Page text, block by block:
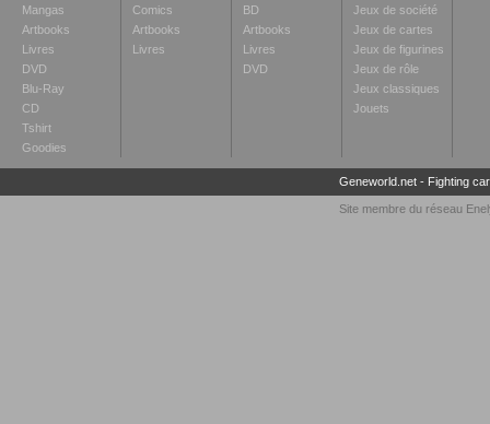
Mangas
Artbooks
Livres
DVD
Blu-Ray
CD
Tshirt
Goodies
Comics
Artbooks
Livres
BD
Artbooks
Livres
DVD
Jeux de société
Jeux de cartes
Jeux de figurines
Jeux de rôle
Jeux classiques
Jouets
Geneworld.net- Fighting
Site membre du réseau